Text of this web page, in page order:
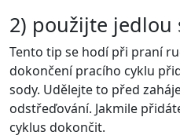
2) použijte jedlou
Tento tip se hodí při praní
dokončení pracího cyklu
sody. Udělejte to před
odstřeďování. Jakmile
cyklus dokončit.